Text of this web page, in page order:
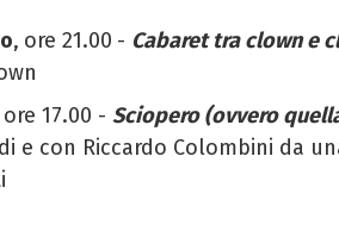
, ore 21.00 - Cabaret tra clown e
ore 17.00 - Sciopero (ovvero
i e con Riccardo Colombini da